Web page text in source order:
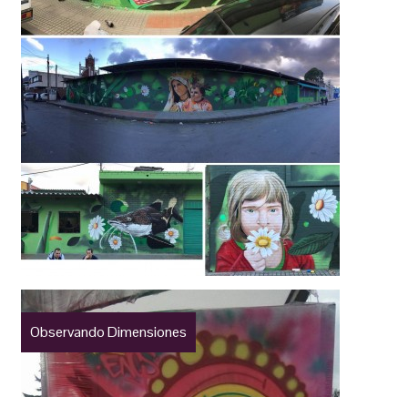
Observando Dimensiones